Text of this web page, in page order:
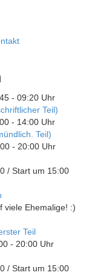
- 09:20 Uhr
Teil)
- 14:00 Uhr
Teil)
- 20:00 Uhr
/ Start um 15:00
viele Ehemalige! :)
Teil
- 20:00 Uhr
/ Start um 15:00